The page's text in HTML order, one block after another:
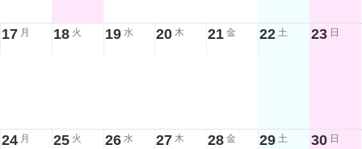
17 月 18 火 19 水 20 木 21 金 22 土 23 日
24 月 25 火 26 水 27 木 28 金 29 土 30 日